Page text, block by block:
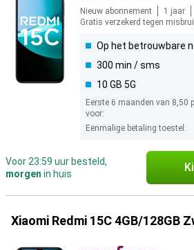
Nieuw abonnement
1 jaar
Gratis verzekerd tegen
Op het betrouwbare
300 min / sms
10 GB 5G
Eerste 6 maanden van 8,50
voor:
Eenmalige betaling toestel:
Voor 23:59 uur besteld,
morgen in huis
Xiaomi Redmi 15C 4GB/128GB